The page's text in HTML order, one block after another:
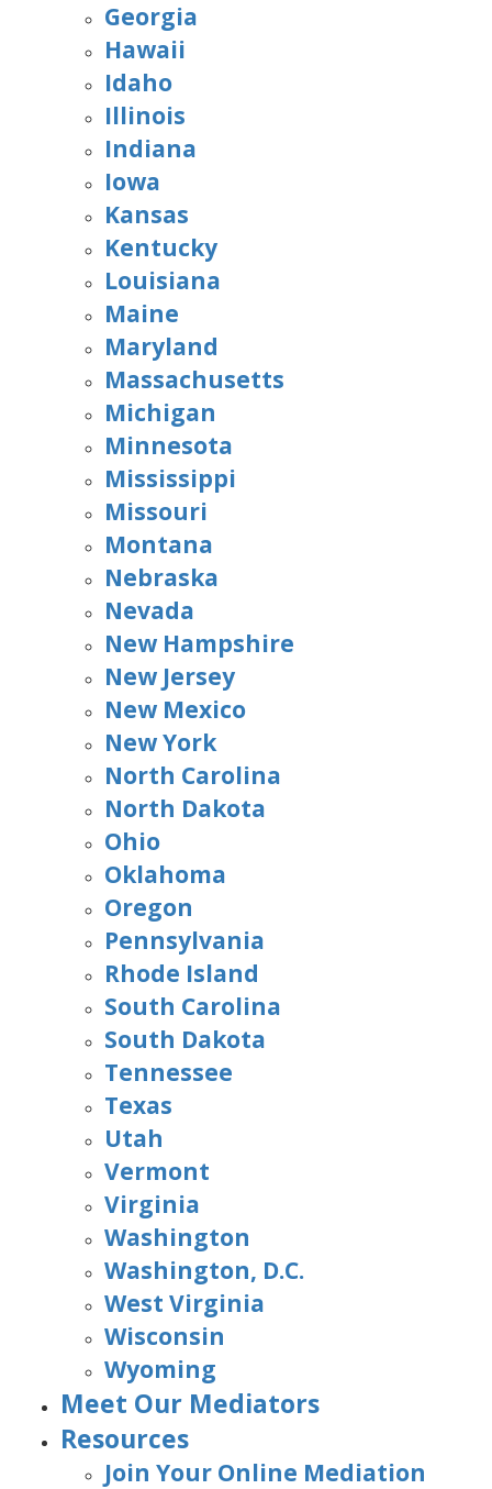
Georgia
Hawaii
Idaho
Illinois
Indiana
Iowa
Kansas
Kentucky
Louisiana
Maine
Maryland
Massachusetts
Michigan
Minnesota
Mississippi
Missouri
Montana
Nebraska
Nevada
New Hampshire
New Jersey
New Mexico
New York
North Carolina
North Dakota
Ohio
Oklahoma
Oregon
Pennsylvania
Rhode Island
South Carolina
South Dakota
Tennessee
Texas
Utah
Vermont
Virginia
Washington
Washington, D.C.
West Virginia
Wisconsin
Wyoming
Meet Our Mediators
Resources
Join Your Online Mediation